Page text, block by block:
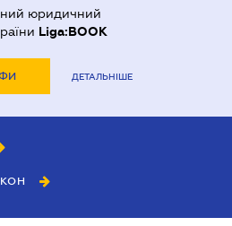
юридичний
Liga:BOOK
ДЕТАЛЬНІШЕ